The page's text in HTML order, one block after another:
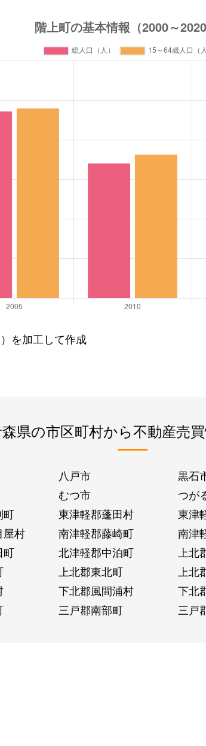
を加工して作成
県の市区町村から不動産売
八戸市 黒石
むつ市 つが
町 東津軽郡蓬田村 東津
屋村 南津軽郡藤崎町 南津
町 北津軽郡中泊町 上北
上北郡東北町 上北
下北郡風間浦村 下北
三戸郡南部町 三戸